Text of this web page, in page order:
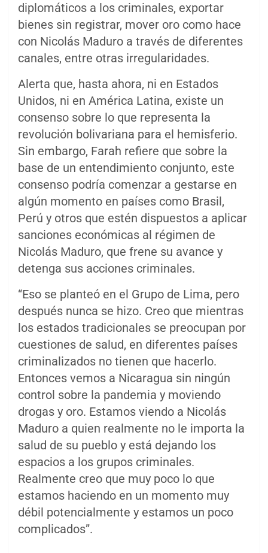
diplomáticos a los criminales, exportar
bienes sin registrar, mover oro como hace
con Nicolás Maduro a través de diferentes
canales, entre otras irregularidades.
Alerta que, hasta ahora, ni en Estados
Unidos, ni en América Latina, existe un
consenso sobre lo que representa la
revolución bolivariana para el hemisferio.
Sin embargo, Farah refiere que sobre la
base de un entendimiento conjunto, este
consenso podría comenzar a gestarse en
algún momento en países como Brasil,
Perú y otros que estén dispuestos a aplicar
sanciones económicas al régimen de
Nicolás Maduro, que frene su avance y
detenga sus acciones criminales.
“Eso se planteó en el Grupo de Lima, pero
después nunca se hizo. Creo que mientras
los estados tradicionales se preocupan por
cuestiones de salud, en diferentes países
criminalizados no tienen que hacerlo.
Entonces vemos a Nicaragua sin ningún
control sobre la pandemia y moviendo
drogas y oro. Estamos viendo a Nicolás
Maduro a quien realmente no le importa la
salud de su pueblo y está dejando los
espacios a los grupos criminales.
Realmente creo que muy poco lo que
estamos haciendo en un momento muy
débil potencialmente y estamos un poco
complicados”.